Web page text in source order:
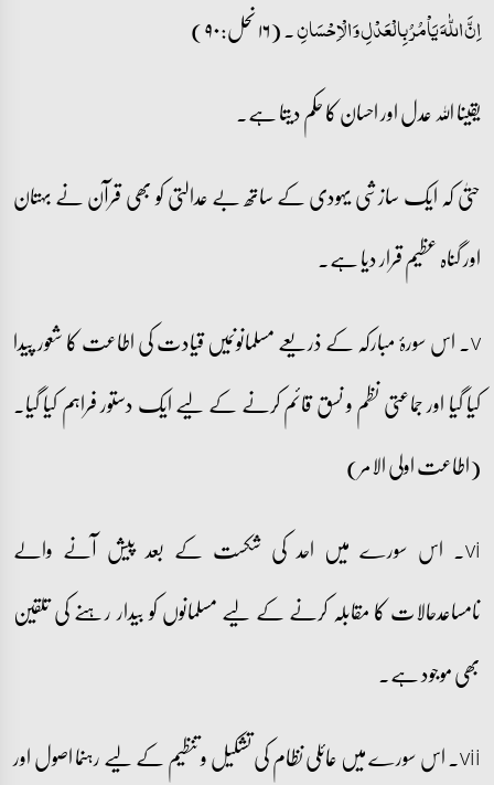
اِنَّ اللّٰہَ یَاۡمُرُ بِالۡعَدۡلِ وَ الۡاِحۡسَانِ۔ (۱۶ نحل:۹۰)
یقینا اللہ عدل اور احسان کا حکم دیتا ہے۔
حتیٰ کہ ایک سازشی یہودی کے ساتھ بے عدالتی کو بھی قرآن نے بہتان
اور گناہ عظیم قرار دیا ہے۔
v۔ اس سورۂ مبارکہ کے ذریعے مسلمانوںمیں قیادت کی اطاعت کا شعور پیدا
کیا گیا اور جماعتی نظم و نسق قائم کرنے کے لیے ایک دستور فراہم کیا گیا۔
(اطاعت اولی الامر)
vi۔ اس سورے میں احد کی شکست کے بعد پیش آنے والے
نامساعدحالات کا مقابلہ کرنے کے لیے مسلمانوں کو بیدار رہنے کی تلقین
بھی موجود ہے۔
vii۔ اس سورے میں عائلی نظام کی تشکیل و تنظیم کے لیے رہنما اصول اور